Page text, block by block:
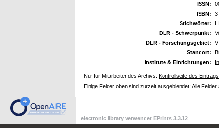
ISSN:
ISBN:
Stichwörter:
DLR - Schwerpunkt:
DLR - Forschungsgebiet:
Standort:
Institute & Einrichtungen:
Nur für Mitarbeiter des Archivs: Kontrollseite des Eintrags
Einige Felder oben sind zurzeit ausgeblendet: Alle Felder
electronic library verwendet EPrints 3.3.12